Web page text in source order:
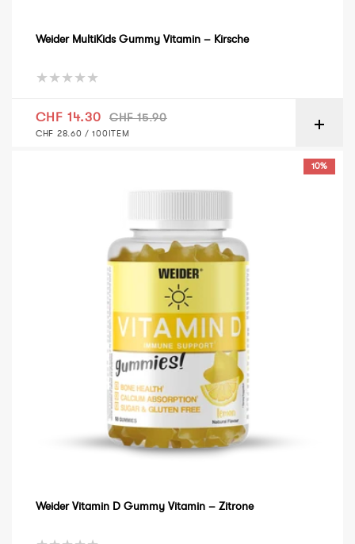
Weider MultiKids Gummy Vitamin – Kirsche
CHF 15.90
Verkaufspreis
CHF 14.30
GRUNDPREIS
CHF 28.60 / PRO
100ITEM
10%
Weider Vitamin D Gummy Vitamin – Zitrone